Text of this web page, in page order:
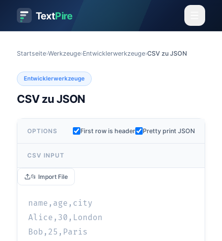
TextPire
Startseite›Werkzeuge›Entwicklerwerkzeuge›CSV zu JSON
Entwicklerwerkzeuge
CSV zu JSON
OPTIONS First row is header Pretty print JSON
CSV INPUT
📂 Import File